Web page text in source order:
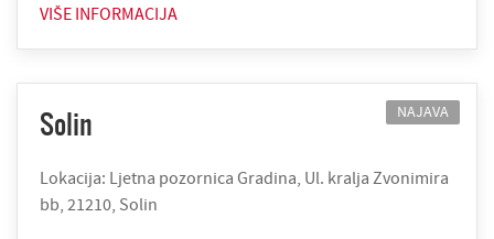
VIŠE INFORMACIJA
NAJAVA
Solin
Lokacija: Ljetna pozornica Gradina, Ul. kralja Zvonimira
bb, 21210, Solin